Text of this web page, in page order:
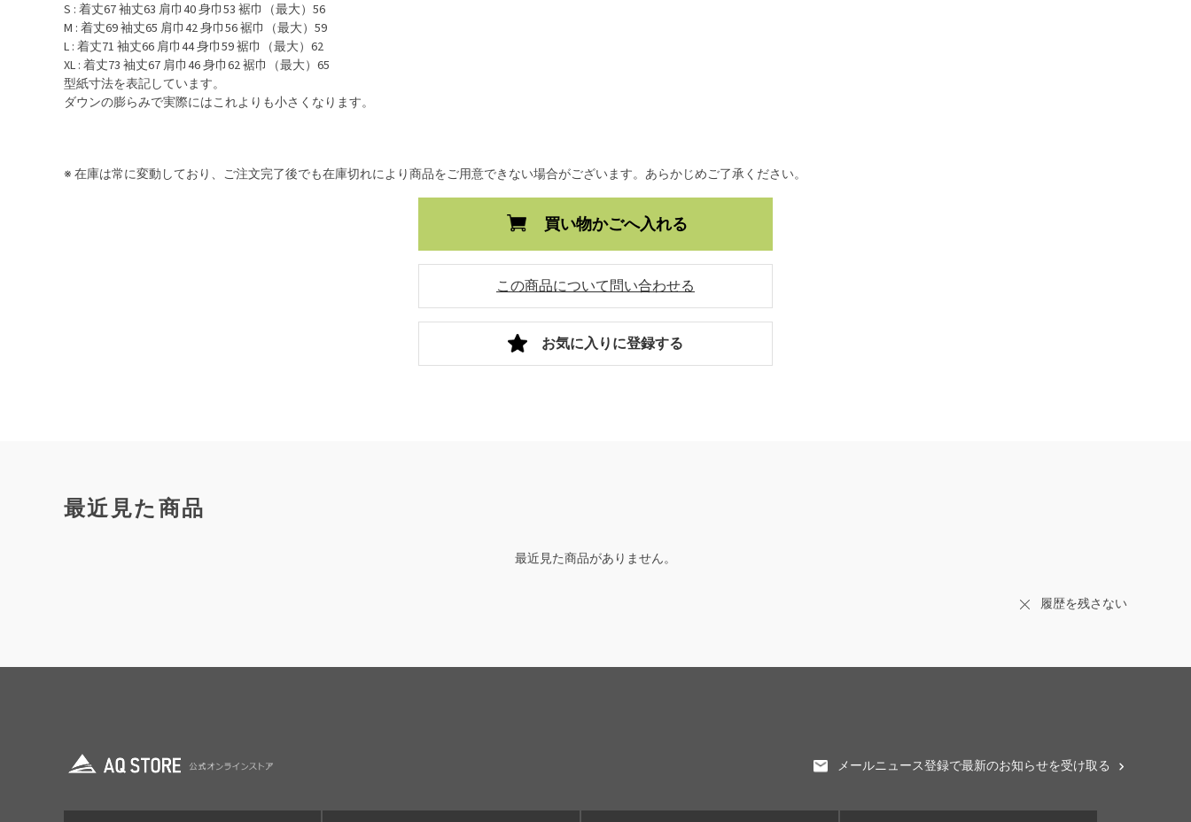
S : 着丈67 袖丈63 肩巾40 身巾53 裾巾（最大）56
M : 着丈69 袖丈65 肩巾42 身巾56 裾巾（最大）59
L : 着丈71 袖丈66 肩巾44 身巾59 裾巾（最大）62
XL : 着丈73 袖丈67 肩巾46 身巾62 裾巾（最大）65
型紙寸法を表記しています。
ダウンの膨らみで実際にはこれよりも小さくなります。
※ 在庫は常に変動しており、ご注文完了後でも在庫切れにより商品をご用意できない場合がございます。あらかじめご了承ください。
買い物かごへ入れる
この商品について問い合わせる
お気に入りに登録する
最近見た商品
最近見た商品がありません。
履歴を残さない
メールニュース登録で最新のお知らせを受け取る